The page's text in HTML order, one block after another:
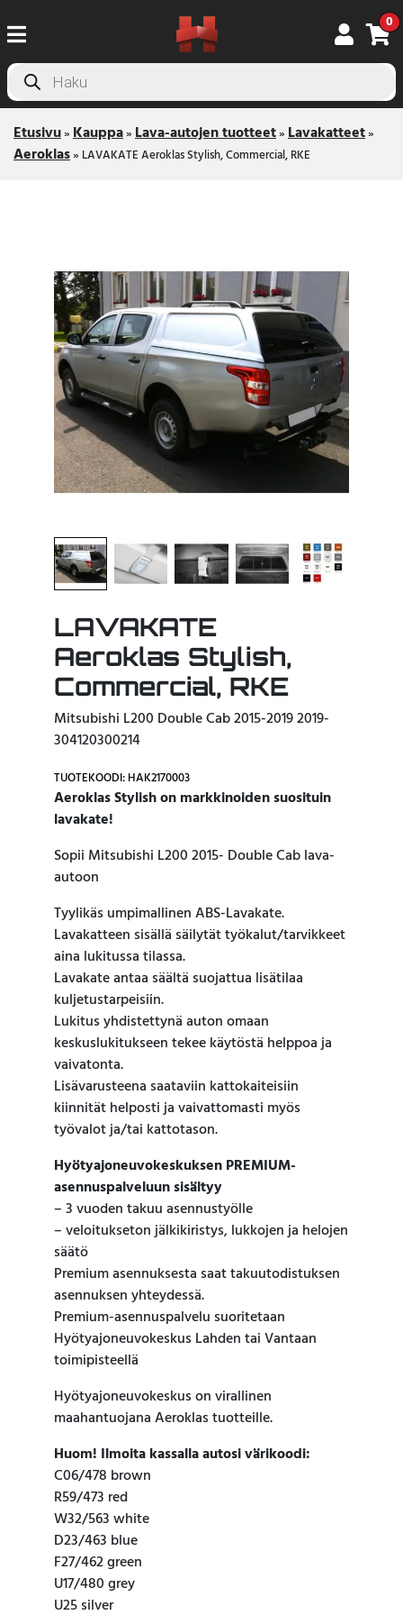
0
Products
search
Etusivu»Kauppa»Lava-autojen tuotteet»Lavakatteet»
Aeroklas» LAVAKATE Aeroklas Stylish, Commercial, RKE
LAVAKATE
Aeroklas Stylish,
Commercial, RKE
Mitsubishi L200 Double Cab 2015-2019 2019-
304120300214
TUOTEKOODI: HAK2170003
Aeroklas Stylish on markkinoiden suosituin
lavakate!
Sopii Mitsubishi L200 2015- Double Cab lava-
autoon
Tyylikäs umpimallinen ABS-Lavakate.
Lavakatteen sisällä säilytät työkalut/tarvikkeet
aina lukitussa tilassa.
Lavakate antaa säältä suojattua lisätilaa
kuljetustarpeisiin.
Lukitus yhdistettynä auton omaan
keskuslukitukseen tekee käytöstä helppoa ja
vaivatonta.
Lisävarusteena saataviin kattokaiteisiin
kiinnität helposti ja vaivattomasti myös
työvalot ja/tai kattotason.
Hyötyajoneuvokeskuksen PREMIUM-
asennuspalveluun sisältyy
– 3 vuoden takuu asennustyölle
– veloitukseton jälkikiristys, lukkojen ja helojen
säätö
Premium asennuksesta saat takuutodistuksen
asennuksen yhteydessä.
Premium-asennuspalvelu suoritetaan
Hyötyajoneuvokeskus Lahden tai Vantaan
toimipisteellä
Hyötyajoneuvokeskus on virallinen
maahantuojana Aeroklas tuotteille.
Huom! Ilmoita kassalla autosi värikoodi:
C06/478 brown
R59/473 red
W32/563 white
D23/463 blue
F27/462 green
U17/480 grey
U25 silver